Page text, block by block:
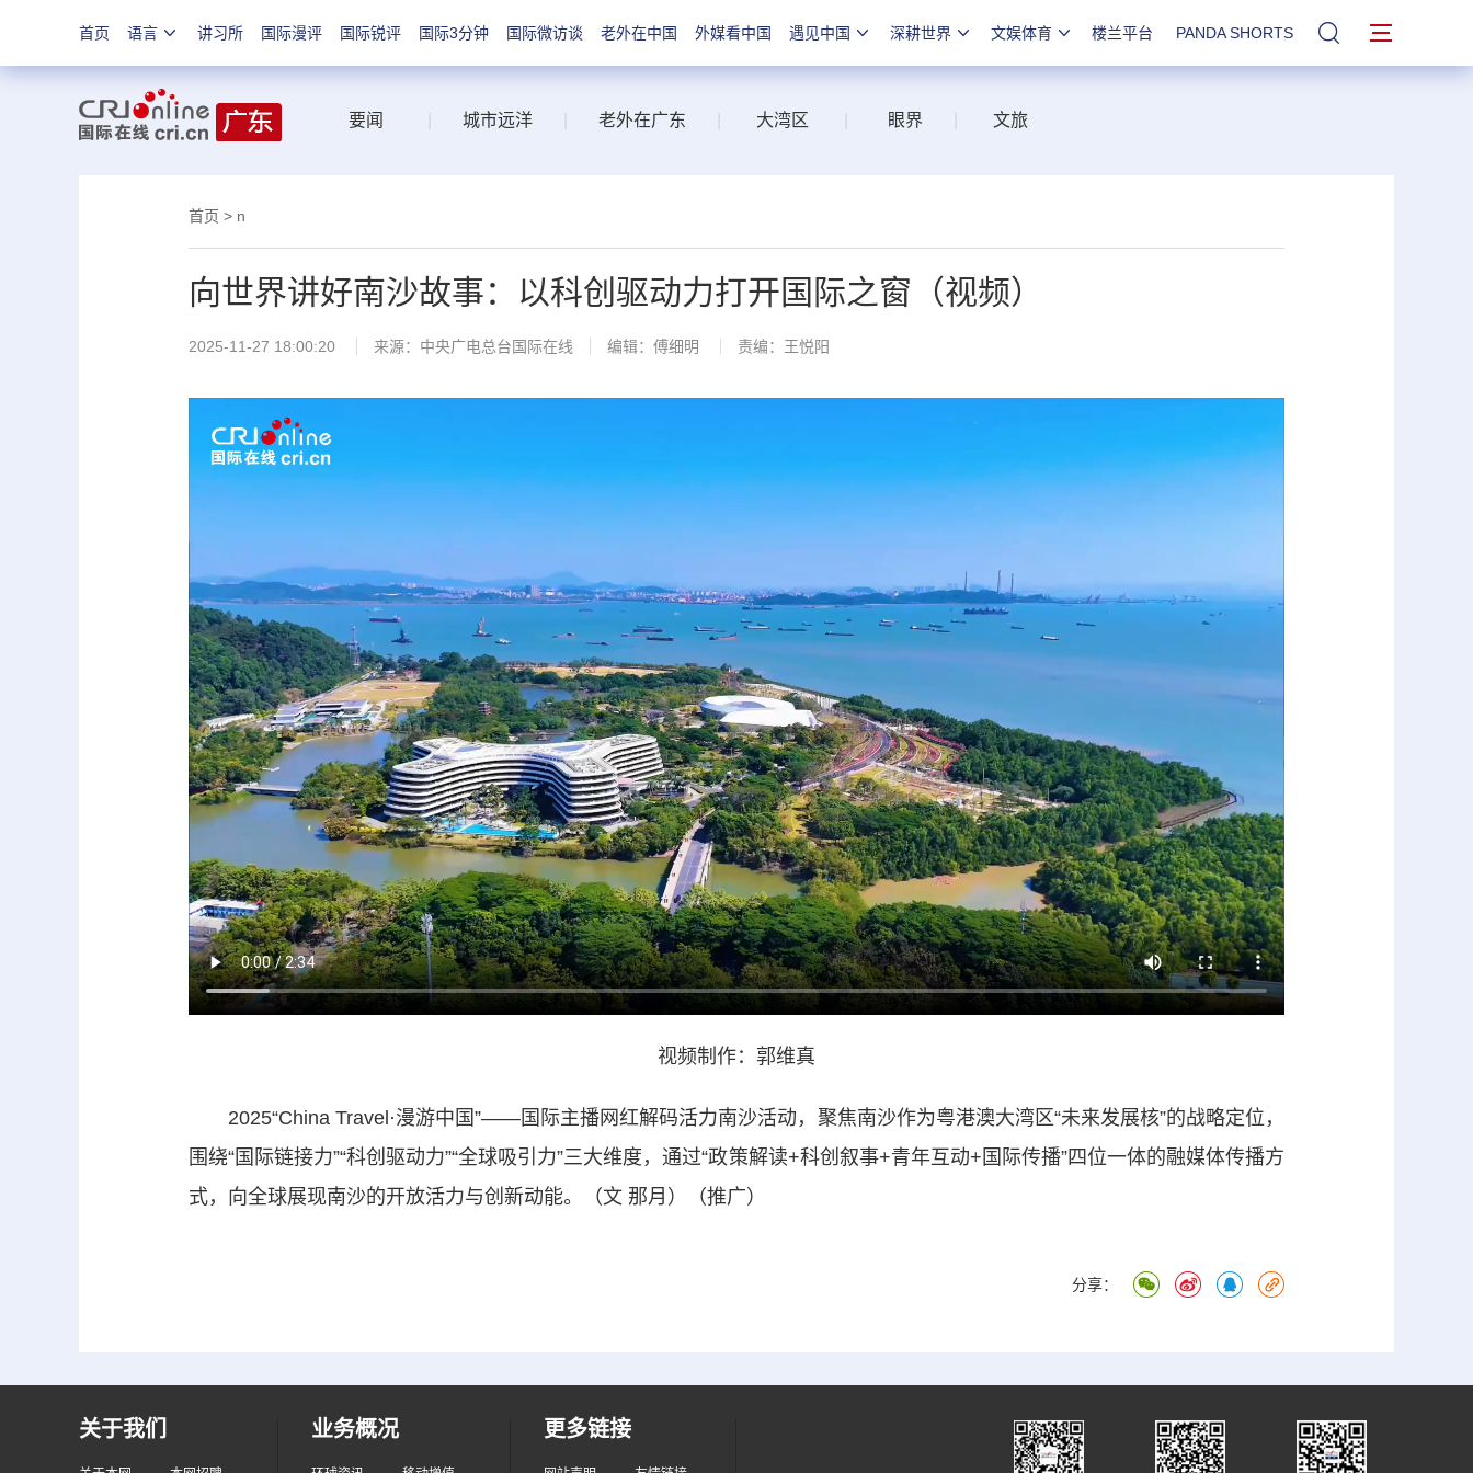
首页 语言 讲习所 国际漫评 国际锐评 国际3分钟 国际微访谈 老外在中国 外媒看中国 遇见中国 深耕世界 文娱体育 楼兰平台 PANDA SHORTS 站内搜索
要闻 城市远洋 老外在广东 大湾区 眼界 文旅
首页 > n
向世界讲好南沙故事：以科创驱动力打开国际之窗（视频）
2025-11-27 18:00:20 来源：中央广电总台国际在线 编辑：傅细明 责编：王悦阳
视频制作：郭维真
2025“China Travel·漫游中国”——国际主播网红解码活力南沙活动，聚焦南沙作为粤港澳大湾区“未来发展核”的战略定位，
围绕“国际链接力”“科创驱动力”“全球吸引力”三大维度，通过“政策解读+科创叙事+青年互动+国际传播”四位一体的融媒体传播方
式，向全球展现南沙的开放活力与创新动能。（文 那月）（推广）
分享：
关于我们 业务概况 更多链接